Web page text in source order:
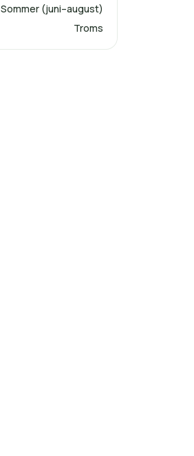
Sommer (juni–august)
Troms